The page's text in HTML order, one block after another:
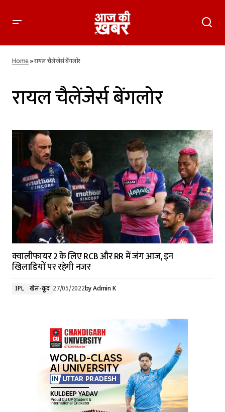
Home»रायल चैलेंजेर्स बेंगलोर
रायल चैलेंजेर्स बेंगलोर
क्वालीफायर 2 के लिए RCB और RR में जंग आज, इन
खिलाडियों पर रहेगी नजर
IPL खेल-कूद 27/05/2022byAdmin K